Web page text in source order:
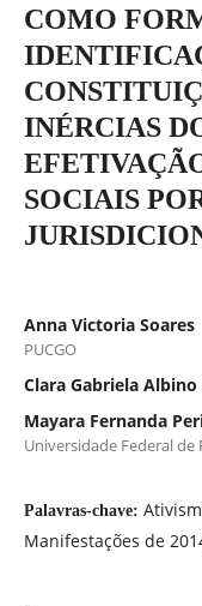
COMO
INÉRCIAS
SOCIAIS
Anna Victoria Soares
PUCGO
Clara Gabriela Albino
Mayara Fernanda
Universidade Federal de
Palavras-chave:
Manifestações de